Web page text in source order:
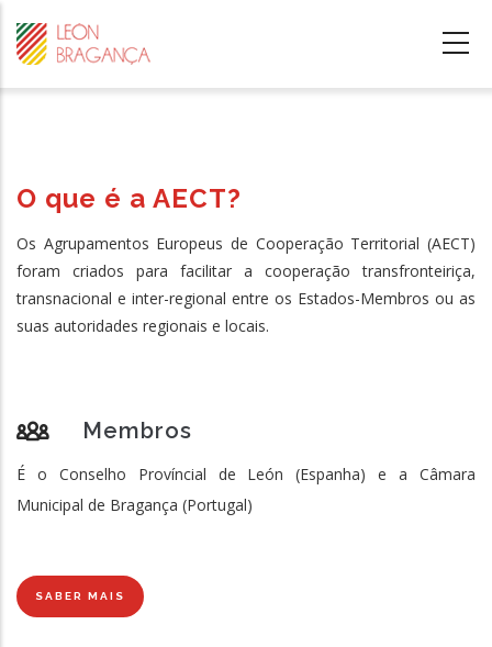
para
conteúdo
O que é a AECT?
Os Agrupamentos Europeus de Cooperação Territorial (AECT)
foram criados para facilitar a cooperação transfronteiriça,
transnacional e inter-regional entre os Estados-Membros ou as
suas autoridades regionais e locais.
Membros
É o Conselho Províncial de León (Espanha) e a Câmara
Municipal de Bragança (Portugal)
SABER MAIS